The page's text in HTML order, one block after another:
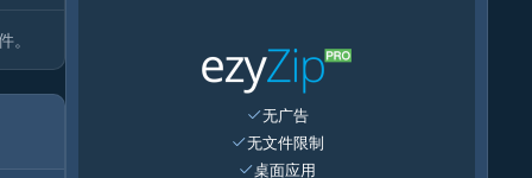
。
无广告
无文件限制
桌面应用